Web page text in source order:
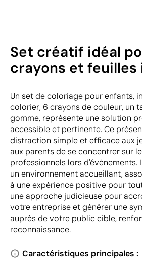
Set créatif idéal
crayons et feuilles
Un set de coloriage pour enfants,
colorier, 6 crayons de couleur, un
gomme, représente une solution
accessible et pertinente. Ce
distraction simple et efficace aux
aux parents de se concentrer sur
professionnels lors d'événements.
un environnement accueillant,
à une expérience positive pour
une approche judicieuse pour
votre entreprise et générer une
auprès de votre public cible,
reconnaissance.
Caractéristiques principales :